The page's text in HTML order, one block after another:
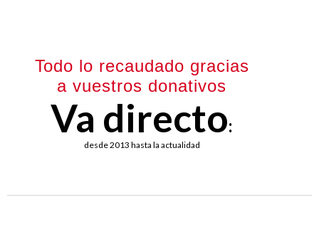
Todo lo recaudado gracias
a vuestros donativos
Va directo:
desde 2013 hasta la actualidad